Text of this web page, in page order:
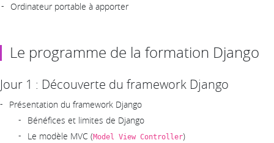
Ordinateur portable à apporter
Le programme de la formation Django
Jour 1 : Découverte du framework Django
Présentation du framework Django
Bénéfices et limites de Django
Le modèle MVC (Model View Controller)